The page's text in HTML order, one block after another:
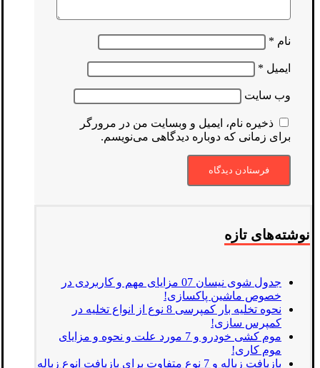
نام *
ایمیل *
وب‌ سایت
ذخیره نام، ایمیل و وبسایت من در مرورگر
برای زمانی که دوباره دیدگاهی می‌نویسم.
نوشته‌های تازه
جدول شوی نیسان 07 مزایای مهم و کاربردی در
خصوص ماشین پاکسازی!
نحوه تخلیه بار کمپرسی 8 نوع از انواع تخلیه در
کمپرس سازی!
موم کشی خودرو و 7 مورد علت و نحوه و مزایای
موم کاری!
بازیافت زباله و 7 نوع متفاوت برای بازیافت انوع زباله